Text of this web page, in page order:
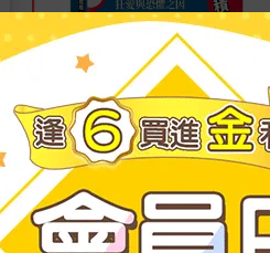
為什麼有人會怕貓？有人囤積成
癮？讓世界身心失調的狂愛與恐
懼之因
凱特．莎莫史克爾著
創意市集出版
2023/07/06 出版